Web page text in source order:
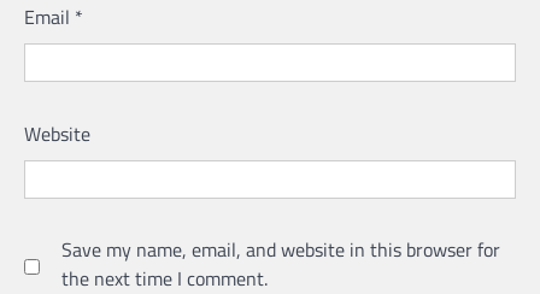
Email *
Website
Save my name, email, and website in this browser for
the next time I comment.